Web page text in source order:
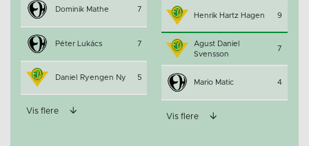
Dominik Mathe 7
Péter Lukács 7
Daniel Ryengen Ny 5
Vis flere
Henrik Hartz Hagen 9
Agust Daniel
Svensson
7
Mario Matic 4
Vis flere